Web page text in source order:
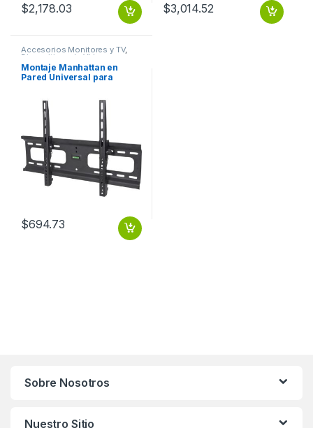
$2,178.03 $3,014.52
Accesorios Monitores y TV,
Dispositivos de Video
Montaje Manhattan en
Pared Universal para
VERTICAL 37 A 70 75KG
$694.73
Sobre Nosotros
Nuestro Sitio